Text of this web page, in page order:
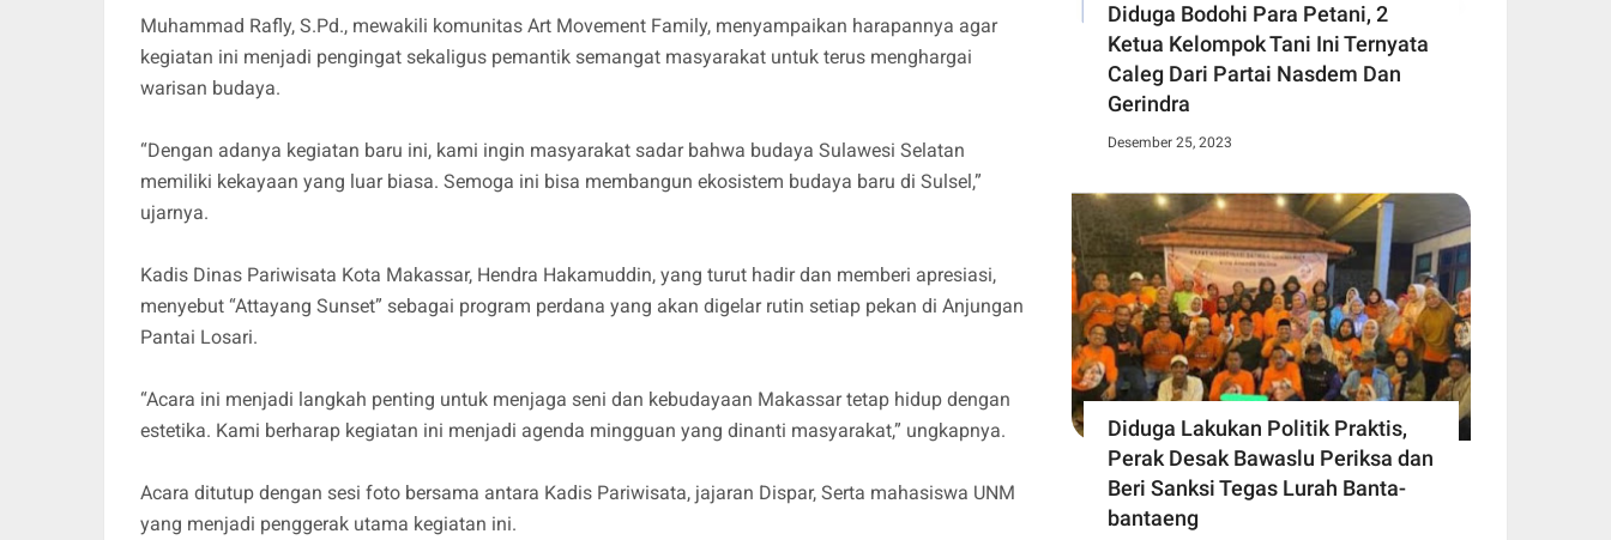
Muhammad Rafly, S.Pd., mewakili komunitas Art Movement Family, menyampaikan harapannya agar
kegiatan ini menjadi pengingat sekaligus pemantik semangat masyarakat untuk terus menghargai
warisan budaya.
“Dengan adanya kegiatan baru ini, kami ingin masyarakat sadar bahwa budaya Sulawesi Selatan
memiliki kekayaan yang luar biasa. Semoga ini bisa membangun ekosistem budaya baru di Sulsel,”
ujarnya.
Kadis Dinas Pariwisata Kota Makassar, Hendra Hakamuddin, yang turut hadir dan memberi apresiasi,
menyebut “Attayang Sunset” sebagai program perdana yang akan digelar rutin setiap pekan di Anjungan
Pantai Losari.
“Acara ini menjadi langkah penting untuk menjaga seni dan kebudayaan Makassar tetap hidup dengan
estetika. Kami berharap kegiatan ini menjadi agenda mingguan yang dinanti masyarakat,” ungkapnya.
Acara ditutup dengan sesi foto bersama antara Kadis Pariwisata, jajaran Dispar, Serta mahasiswa UNM
yang menjadi penggerak utama kegiatan ini.
Diduga Bodohi Para Petani, 2
Ketua Kelompok Tani Ini Ternyata
Caleg Dari Partai Nasdem Dan
Gerindra
Desember 25, 2023
Diduga Lakukan Politik Praktis,
Perak Desak Bawaslu Periksa dan
Beri Sanksi Tegas Lurah Banta-
bantaeng